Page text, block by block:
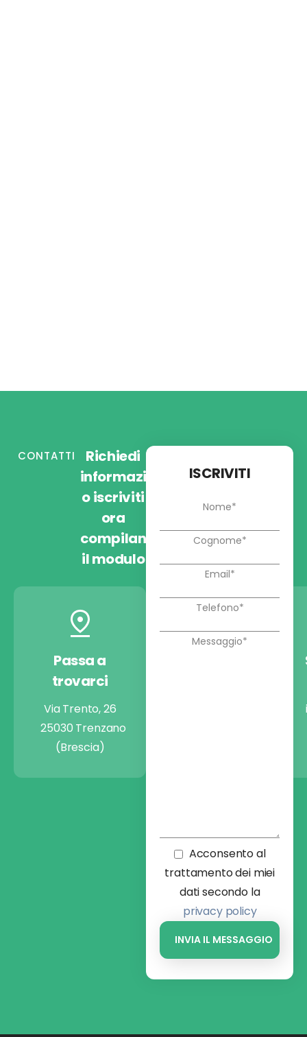
CONTATTI
Richiedi
informazioni
o iscriviti
ora
compilando
il modulo
Passa a
trovarci
Via Trento, 26
25030 Trenzano
(Brescia)
ISCRIVITI
Acconsento al
trattamento dei miei
dati secondo la
privacy policy